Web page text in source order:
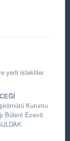
yerli istekliler
Kurumu
Bülent Ecevit